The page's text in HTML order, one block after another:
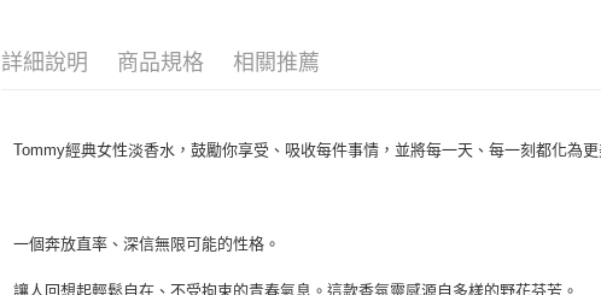
詳細說明 商品規格 相關推薦
Tommy經典女性淡香水，鼓勵你享受、吸收每件事情，並將每一天、每一刻都化為更
一個奔放直率、深信無限可能的性格。
讓人回想起輕鬆自在、不受拘束的青春氣息。這款香氛靈感源自多樣的野花芬芳。